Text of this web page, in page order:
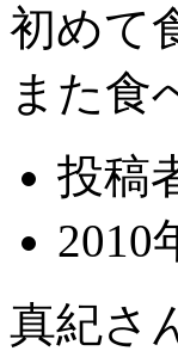
初めて
また食
投稿
2010
真紀さ